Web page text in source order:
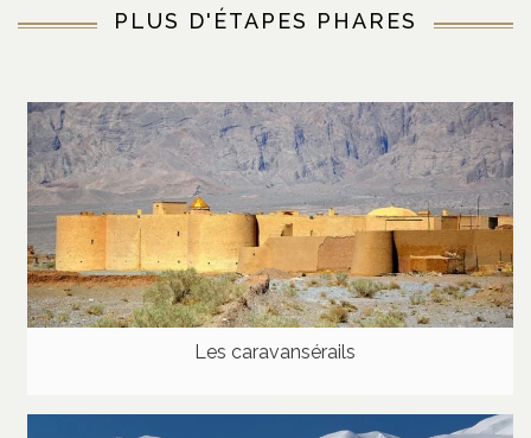
PLUS D'ÉTAPES PHARES
Les caravansérails